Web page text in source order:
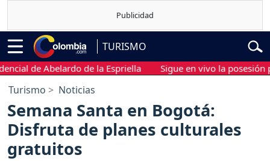
TURISMO
de Abelardo de la Espriella Sigue en vivo la posesión
Turismo Noticias
Semana Santa en Bogotá:
Disfruta de planes culturales
gratuitos